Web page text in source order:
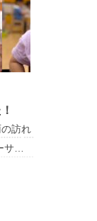
訪れ
サ…